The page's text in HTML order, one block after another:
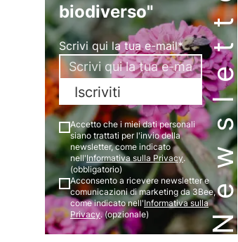
Newsletter
biodiverso"
Scrivi qui la tua e-mail*
Iscriviti
Accetto che i miei dati personali
siano trattati per l'invio della
newsletter, come indicato
nell'Informativa sulla Privacy.
(obbligatorio)
Acconsento a ricevere newsletter e
comunicazioni di marketing da 3Bee,
come indicato nell'Informativa sulla
Privacy. (opzionale)